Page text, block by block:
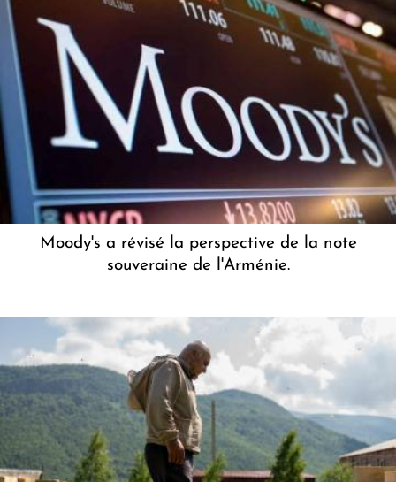
Moody's a révisé la perspective de la note
souveraine de l'Arménie.